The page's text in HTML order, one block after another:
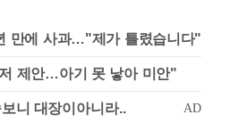
만에 사과…"제가 틀렸습니다"
제안…아기 못 낳아 미안"